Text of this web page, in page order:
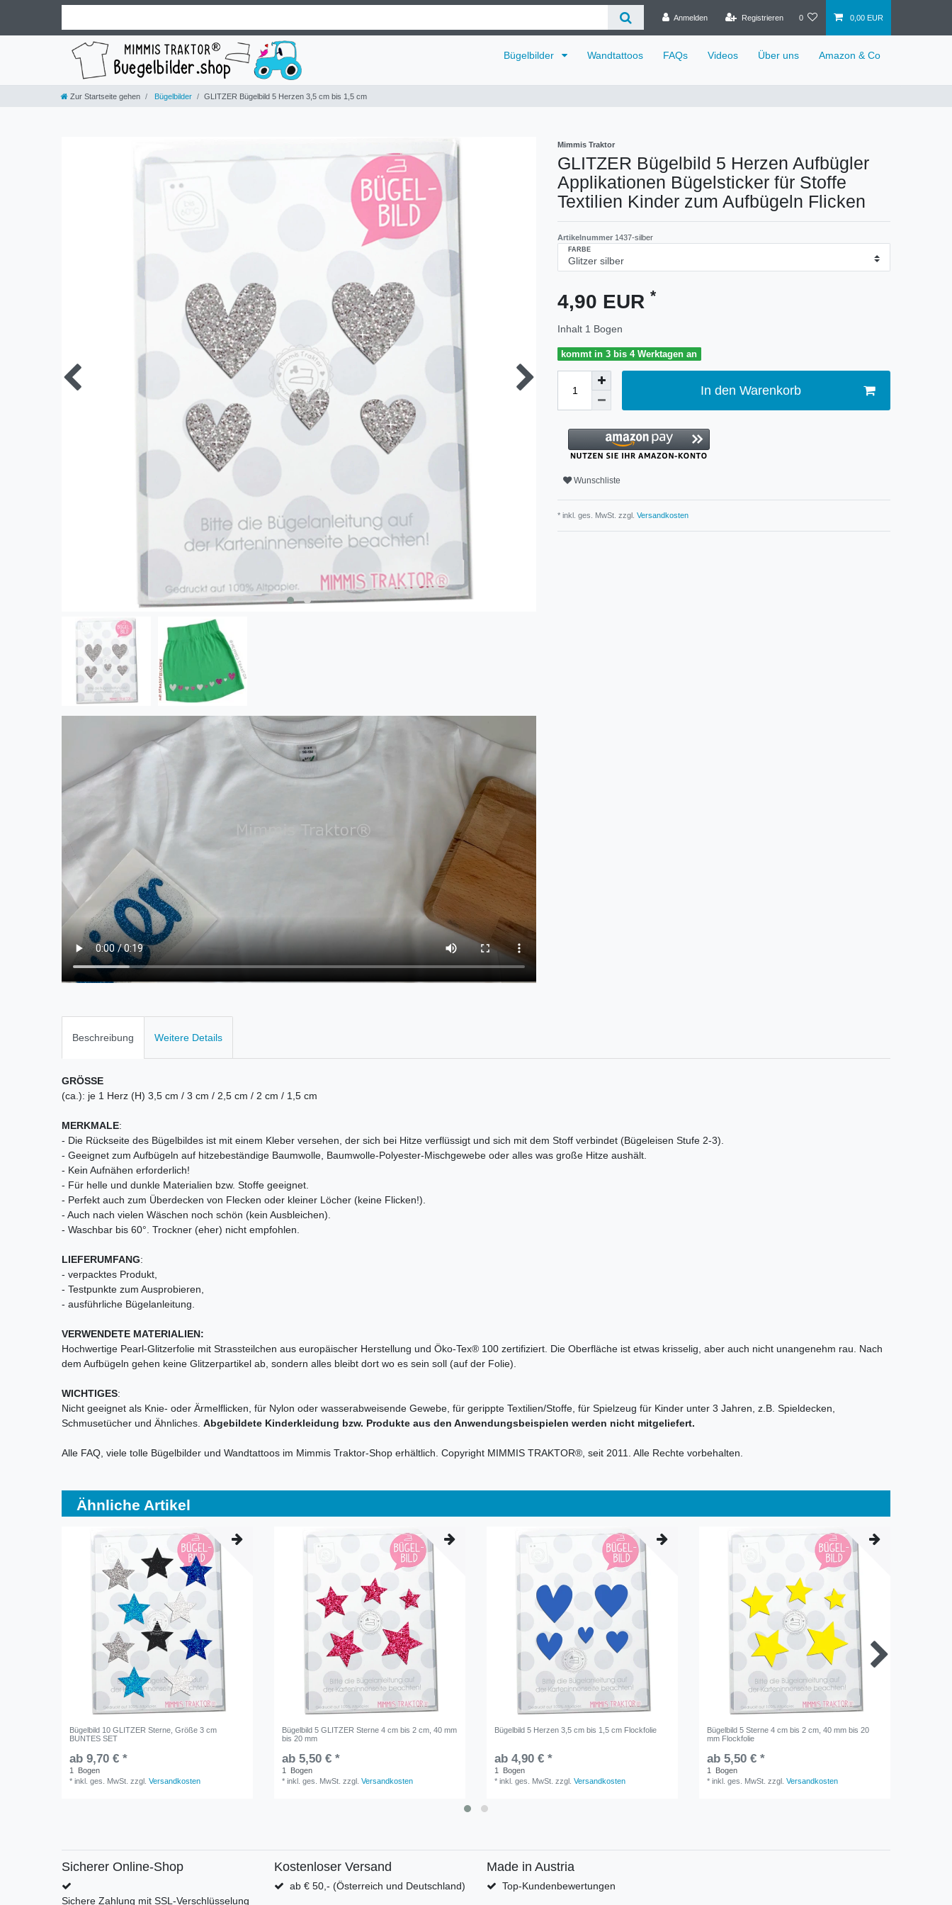
Anmelden Registrieren 0 0,00 EUR
Bügelbilder Wandtattoos FAQs Videos Über uns Amazon & Co
Zur Startseite gehen Bügelbilder GLITZER Bügelbild 5 Herzen 3,5 cm bis 1,5 cm
Mimmis Traktor
GLITZER Bügelbild 5 Herzen Aufbügler
Applikationen Bügelsticker für Stoffe
Textilien Kinder zum Aufbügeln Flicken
Artikelnummer 1437-silber
FARBE
4,90 EUR *
Inhalt 1 Bogen
kommt in 3 bis 4 Werktagen an
In den Warenkorb
Wunschliste
* inkl. ges. MwSt. zzgl. Versandkosten
Beschreibung Weitere Details
GRÖSSE
(ca.): je 1 Herz (H) 3,5 cm / 3 cm / 2,5 cm / 2 cm / 1,5 cm
MERKMALE:
- Die Rückseite des Bügelbildes ist mit einem Kleber versehen, der sich bei Hitze verflüssigt und sich mit dem Stoff verbindet (Bügeleisen Stufe 2-3).
- Geeignet zum Aufbügeln auf hitzebeständige Baumwolle, Baumwolle-Polyester-Mischgewebe oder alles was große Hitze aushält.
- Kein Aufnähen erforderlich!
- Für helle und dunkle Materialien bzw. Stoffe geeignet.
- Perfekt auch zum Überdecken von Flecken oder kleiner Löcher (keine Flicken!).
- Auch nach vielen Wäschen noch schön (kein Ausbleichen).
- Waschbar bis 60°. Trockner (eher) nicht empfohlen.
LIEFERUMFANG:
- verpacktes Produkt,
- Testpunkte zum Ausprobieren,
- ausführliche Bügelanleitung.
VERWENDETE MATERIALIEN:
Hochwertige Pearl-Glitzerfolie mit Strassteilchen aus europäischer Herstellung und Öko-Tex® 100 zertifiziert. Die Oberfläche ist etwas krisselig, aber auch nicht unangenehm rau. Nach
dem Aufbügeln gehen keine Glitzerpartikel ab, sondern alles bleibt dort wo es sein soll (auf der Folie).
WICHTIGES:
Nicht geeignet als Knie- oder Ärmelflicken, für Nylon oder wasserabweisende Gewebe, für gerippte Textilien/Stoffe, für Spielzeug für Kinder unter 3 Jahren, z.B. Spieldecken,
Schmusetücher und Ähnliches. Abgebildete Kinderkleidung bzw. Produkte aus den Anwendungsbeispielen werden nicht mitgeliefert.
Alle FAQ, viele tolle Bügelbilder und Wandtattoos im Mimmis Traktor-Shop erhältlich. Copyright MIMMIS TRAKTOR®, seit 2011. Alle Rechte vorbehalten.
Ähnliche Artikel
Bügelbild 10 GLITZER Sterne, Größe 3 cm
BUNTES SET
ab 9,70 € *
1
Bogen
*inkl. ges. MwSt. zzgl.Versandkosten
Bügelbild 5 GLITZER Sterne 4 cm bis 2 cm, 40 mm
bis 20 mm
ab 5,50 € *
1
Bogen
*inkl. ges. MwSt. zzgl.Versandkosten
Bügelbild 5 Herzen 3,5 cm bis 1,5 cm Flockfolie
ab 4,90 € *
1
Bogen
*inkl. ges. MwSt. zzgl.Versandkosten
Bügelbild 5 Sterne 4 cm bis 2 cm, 40 mm bis 20
mm Flockfolie
ab 5,50 € *
1
Bogen
*inkl. ges. MwSt. zzgl.Versandkosten
Sicherer Online-Shop
Sichere Zahlung mit SSL-Verschlüsselung
Kostenloser Versand
ab € 50,- (Österreich und Deutschland)
Made in Austria
Top-Kundenbewertungen